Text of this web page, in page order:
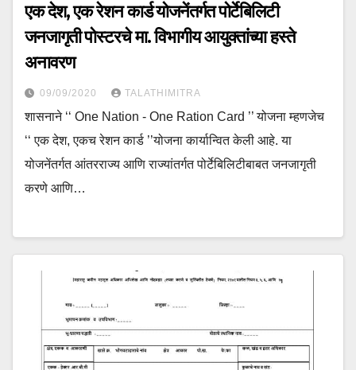
एक देश, एक रेशन कार्ड योजनेंतर्गत पोर्टेबिलिटी
जनजागृती पोस्टरचे मा. विभागीय आयुक्तांच्या हस्ते
अनावरण
09/09/2020 TALATHIMITRA
शासनाने ‘‘ One Nation - One Ration Card ’’ योजना म्हणजेच
‘‘ एक देश, एकच रेशन कार्ड ’’योजना कार्यान्वित केली आहे. या
योजनेंतर्गत आंतरराज्य आणि राज्यांतर्गत पोर्टेबिलिटीबाबत जनजागृती
करणे आणि…